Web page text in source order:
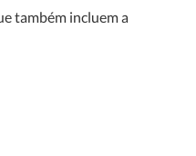
também incluem a